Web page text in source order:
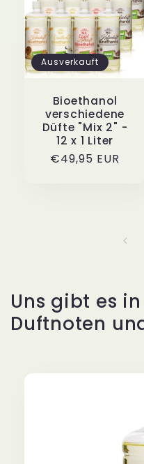
Ausverkauft
Bioethanol
verschiedene
Düfte "Mix 2" -
12 x 1 Liter
Normaler
€49,95 EUR
Uns gibt es
Duftnoten